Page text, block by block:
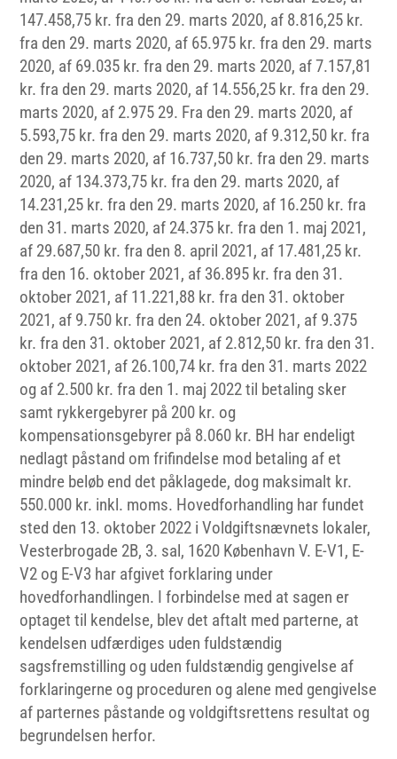
147.458,75 kr. fra den 29. marts 2020, af 8.816,25 kr.
fra den 29. marts 2020, af 65.975 kr. fra den 29. marts
2020, af 69.035 kr. fra den 29. marts 2020, af 7.157,81
kr. fra den 29. marts 2020, af 14.556,25 kr. fra den 29.
marts 2020, af 2.975 29. Fra den 29. marts 2020, af
5.593,75 kr. fra den 29. marts 2020, af 9.312,50 kr. fra
den 29. marts 2020, af 16.737,50 kr. fra den 29. marts
2020, af 134.373,75 kr. fra den 29. marts 2020, af
14.231,25 kr. fra den 29. marts 2020, af 16.250 kr. fra
den 31. marts 2020, af 24.375 kr. fra den 1. maj 2021,
af 29.687,50 kr. fra den 8. april 2021, af 17.481,25 kr.
fra den 16. oktober 2021, af 36.895 kr. fra den 31.
oktober 2021, af 11.221,88 kr. fra den 31. oktober
2021, af 9.750 kr. fra den 24. oktober 2021, af 9.375
kr. fra den 31. oktober 2021, af 2.812,50 kr. fra den 31.
oktober 2021, af 26.100,74 kr. fra den 31. marts 2022
og af 2.500 kr. fra den 1. maj 2022 til betaling sker
samt rykkergebyrer på 200 kr. og
kompensationsgebyrer på 8.060 kr. BH har endeligt
nedlagt påstand om frifindelse mod betaling af et
mindre beløb end det påklagede, dog maksimalt kr.
550.000 kr. inkl. moms. Hovedforhandling har fundet
sted den 13. oktober 2022 i Voldgiftsnævnets lokaler,
Vesterbrogade 2B, 3. sal, 1620 København V. E-V1, E-
V2 og E-V3 har afgivet forklaring under
hovedforhandlingen. I forbindelse med at sagen er
optaget til kendelse, blev det aftalt med parterne, at
kendelsen udfærdiges uden fuldstændig
sagsfremstilling og uden fuldstændig gengivelse af
forklaringerne og proceduren og alene med gengivelse
af parternes påstande og voldgiftsrettens resultat og
begrundelsen herfor.